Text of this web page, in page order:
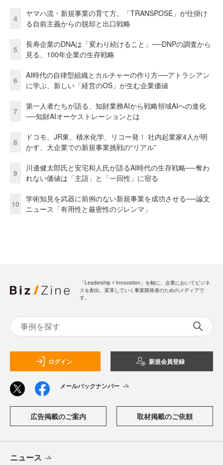
4
ヤマハ流・新規事業の育て方。「TRANSPOSE」が仕掛け
る自前主義からの脱却と出口戦略
5
長寿企業のDNAは「変わり続けること」──DNPの調査から
見る、100年企業の生存戦略
6
AI時代の自律型組織とカルチャーの作り方──アトラシアン
に学ぶ、新しい「経営のOS」が生む企業価値
7
第一人者たちが語る、知財業務AIから戦略領域AIへの進化
──知財AIオーケストレーションとは
8
ドコモ、JR東、積水化学、リコー発！ 社内起業家4人が明
かす、大企業での新規事業挑戦の“リアル”
9
川邊健太郎氏と安宅和人氏が語るAI時代の生存戦略──奪わ
れない価値は「主語」と「一回性」に宿る
10
学術知見を武器に前例のない新規事業を成功させる──論文
ニュース「有用性と厳密性のジレンマ」
「Leadership ☓ Innovation」を軸に、企業においてビジネ
スを創出、変革していく事業開発者のためのメディアで
す。
ログイン 新規会員登録
メールバックナンバー
広告掲載のご案内 取材掲載のご依頼
ニュース